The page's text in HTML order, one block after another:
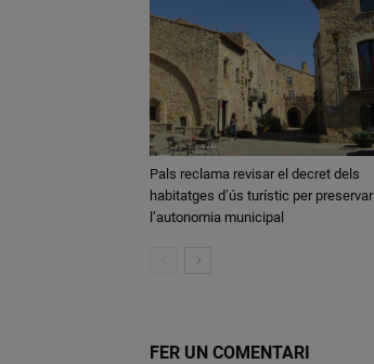
Pals reclama revisar el decret dels
habitatges d’ús turístic per preservar
l’autonomia municipal
FER UN COMENTARI